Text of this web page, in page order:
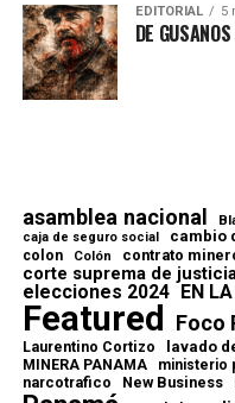
EDITORIAL 5
DE
asamblea nacional
caja de seguro social cambio
colon Colón contrato
corte suprema de
elecciones 2024 EN
Featured Foco
Laurentino Cortizo lavado
MINERA PANAMA ministerio
narcotrafico New Business